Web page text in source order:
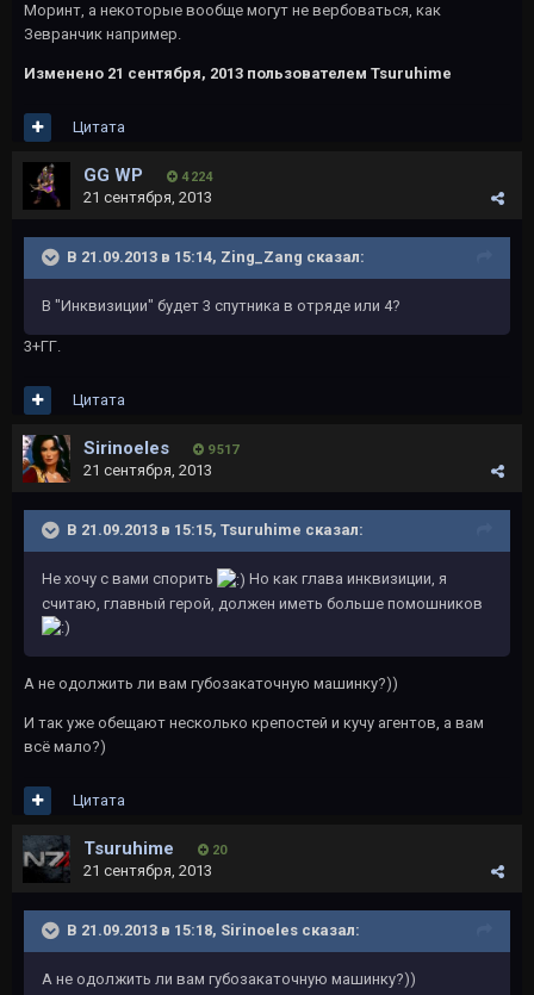
Моринт, а некоторые вообще могут не вербоваться, как
Зевранчик например.
Изменено 21 сентября, 2013 пользователем Tsuruhime
Цитата
GG WP 4 224
21 сентября, 2013
В 21.09.2013 в 15:14, Zing_Zang сказал:
В "Инквизиции" будет 3 спутника в отряде или 4?
3+ГГ.
Цитата
Sirinoeles 9 517
21 сентября, 2013
В 21.09.2013 в 15:15, Tsuruhime сказал:
Не хочу с вами спорить
Но как глава инквизиции, я
считаю, главный герой, должен иметь больше помошников
А не одолжить ли вам губозакаточную машинку?))
И так уже обещают несколько крепостей и кучу агентов, а вам
всё мало?)
Цитата
Tsuruhime 20
21 сентября, 2013
В 21.09.2013 в 15:18, Sirinoeles сказал:
А не одолжить ли вам губозакаточную машинку?))